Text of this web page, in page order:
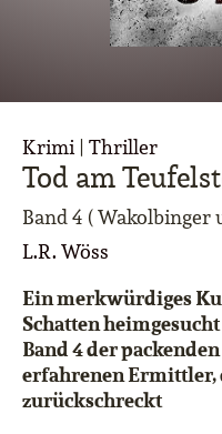
Tod am
Band 4 ( Wakolbinger
L.R. Wöss
Krimi | Thriller
Ein merkwürdiges
Schatten
Band 4 der
erfahrenen Ermittler,
zurückschreckt